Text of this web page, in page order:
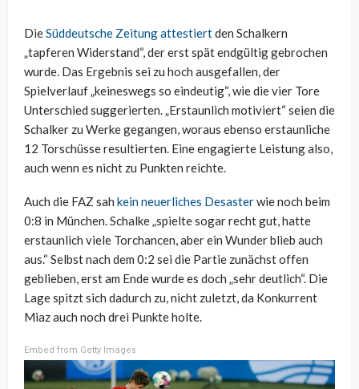
DieSüddeutsche Zeitung attestiertden Schalkern
„tapferen Widerstand“, der erst spät endgültig gebrochen
wurde. Das Ergebnis sei zu hoch ausgefallen, der
Spielverlauf „keineswegs so eindeutig“, wie die vier Tore
Unterschied suggerierten. „Erstaunlich motiviert“ seien die
Schalker zu Werke gegangen, woraus ebenso erstaunliche
12 Torschüsse resultierten. Eine engagierte Leistung also,
auch wenn es nicht zu Punkten reichte.
Auch die FAZ sah kein neuerliches Desasterwie noch beim
0:8 in München. Schalke „spielte sogar recht gut, hatte
erstaunlich viele Torchancen, aber ein Wunder blieb auch
aus.“ Selbst nach dem 0:2 sei die Partie zunächst offen
geblieben, erst am Ende wurde es doch „sehr deutlich“. Die
Lage spitzt sich dadurch zu, nicht zuletzt, da Konkurrent
Miaz auch noch drei Punkte holte.
Embed from Getty Images